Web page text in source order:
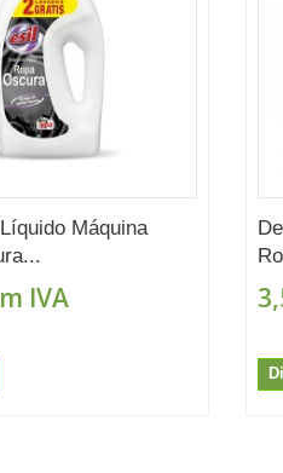
Máquina
IVA